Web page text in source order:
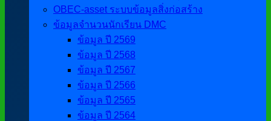
OBEC-asset ระบบข้อมูลสิ่งก่อสร้าง
ข้อมูลจำนวนนักเรียน DMC
ข้อมูล ปี 2569
ข้อมูล ปี 2568
ข้อมูล ปี 2567
ข้อมูล ปี 2566
ข้อมูล ปี 2565
ข้อมูล ปี 2564